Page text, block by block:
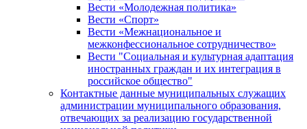
Вести «Молодежная политика»
Вести «Спорт»
Вести «Межнациональное и
межконфессиональное сотрудничество»
Вести "Социальная и культурная адаптация
иностранных граждан и их интеграция в
российское общество"
Контактные данные муниципальных служащих
администрации муниципального образования,
отвечающих за реализацию государственной